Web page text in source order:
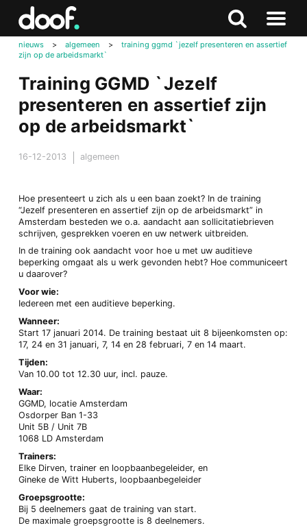
Zoeken
Naar
menu
nieuws > algemeen >
training ggmd `jezelf presenteren en assertief
zijn op de arbeidsmarkt`
Training GGMD `Jezelf
presenteren en assertief zijn
op de arbeidsmarkt`
16-12-2013 algemeen
Hoe presenteert u zich als u een baan zoekt? In de training
“Jezelf presenteren en assertief zijn op de arbeidsmarkt” in
Amsterdam besteden we o.a. aandacht aan sollicitatiebrieven
schrijven, gesprekken voeren en uw netwerk uitbreiden.
In de training ook aandacht voor hoe u met uw auditieve
beperking omgaat als u werk gevonden hebt? Hoe communiceert
u daarover?
Voor wie:
Iedereen met een auditieve beperking.
Wanneer:
Start 17 januari 2014. De training bestaat uit 8 bijeenkomsten op:
17, 24 en 31 januari, 7, 14 en 28 februari, 7 en 14 maart.
Tijden:
Van 10.00 tot 12.30 uur, incl. pauze.
Waar:
GGMD, locatie Amsterdam
Osdorper Ban 1-33
Unit 5B / Unit 7B
1068 LD Amsterdam
Trainers:
Elke Dirven, trainer en loopbaanbegeleider, en
Gineke de Witt Huberts, loopbaanbegeleider
Groepsgrootte:
Bij 5 deelnemers gaat de training van start.
De maximale groepsgrootte is 8 deelnemers.
Doof.nl
Zoeken
naar